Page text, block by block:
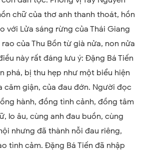
chữ của thơ anh thanh thoát, hồn
với Lửa sáng rừng của Thái Giang
của Thu Bồn từ già nửa, non nửa
này rất đáng lưu ý: Đặng Bá Tiến
phá, bị thu hẹp như một biểu hiện
căm giận, của đau đớn. Người đọc
hành, đồng tình cảnh, đồng tâm
lo âu, cùng anh đau buồn, cùng
nhưng đã thành nỗi đau riêng,
tình cảm. Đặng Bá Tiến đã nhập